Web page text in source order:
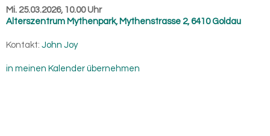
Mi. 25.03.2026, 10.00 Uhr
Alterszentrum Mythenpark, Mythenstrasse 2, 6410 Goldau
Kontakt: John Joy
in meinen Kalender übernehmen